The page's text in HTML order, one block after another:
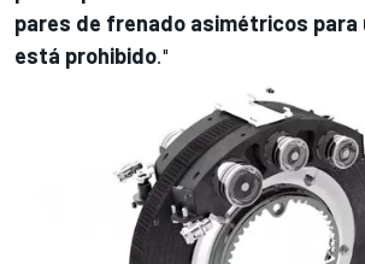
pares de frenado asimétricos para
está prohibido."